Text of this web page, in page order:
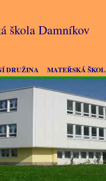
DRUŽINA MATEŘSKÁ
škola Damníkov